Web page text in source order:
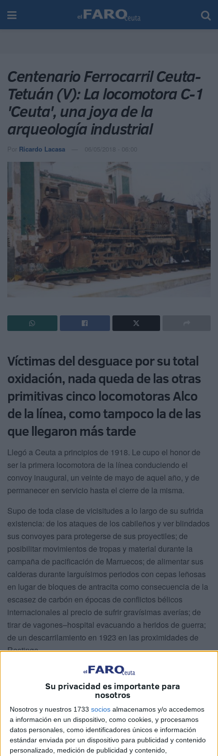
Su privacidad es importante para
nosotros
Nosotros y nuestros 1733 socios almacenamos y/o accedemos
a información en un dispositivo, como cookies, y procesamos
datos personales, como identificadores únicos e información
estándar enviada por un dispositivo para publicidad y contenido
personalizado, medición de publicidad y contenido,
Centenario Ferrocarril Ceuta-
Tetuán (V): La locomotora C-1
'Ceuta', una joya de la
arqueología industrial
Por Ricardo Lacasa 06/05/2018 - 06:00
Víctimas del desguace por su total
oxidación, nada queda de las otras
primitivas cinco locomotoras Alco
de la línea, como tampoco la de las
que llegaron más tarde
Llegó a Ceuta a principios de 1918. Le cupo el honor de
ser la primera locomotora de la línea conduciendo el
convoy inaugural, un veinte de mayo de aquel año, y de
permanecer en servicio hasta el cierre de la misma.
Supo de toda clase de vicisitudes a lo largo de su sufrida
existencia: de los ataques de los cabileños y ver blindados
sus convoyes para protegerse de sus proyectiles; de
posibilitar movimientos de tropas y material durante la
campaña de pacificación de Marruecos; de alimentar sus
calderas durante larguísimos periodos con cepas leñosas
en lugar de bloques de antracita como consecuencia de la
escasez de carbón en épocas de conflictos bélicos
internacionales al precio de sufrir gravísimas averías; de
tirar de vagones–hospital evacuando a heridos de guerra;
de un descarrilamiento en 1923 en las proximidades de
Restinga…
Y en el lado opuesto, aquellos felices traslados de millares
de personas a ferias, playas, festejos taurinos,
peregrinaciones y partidos de fútbol surcando hermosos
paisajes exóticos.
Todos los artículos de la serie: Centenario del
Ferrocarril Ceuta-Tetuán